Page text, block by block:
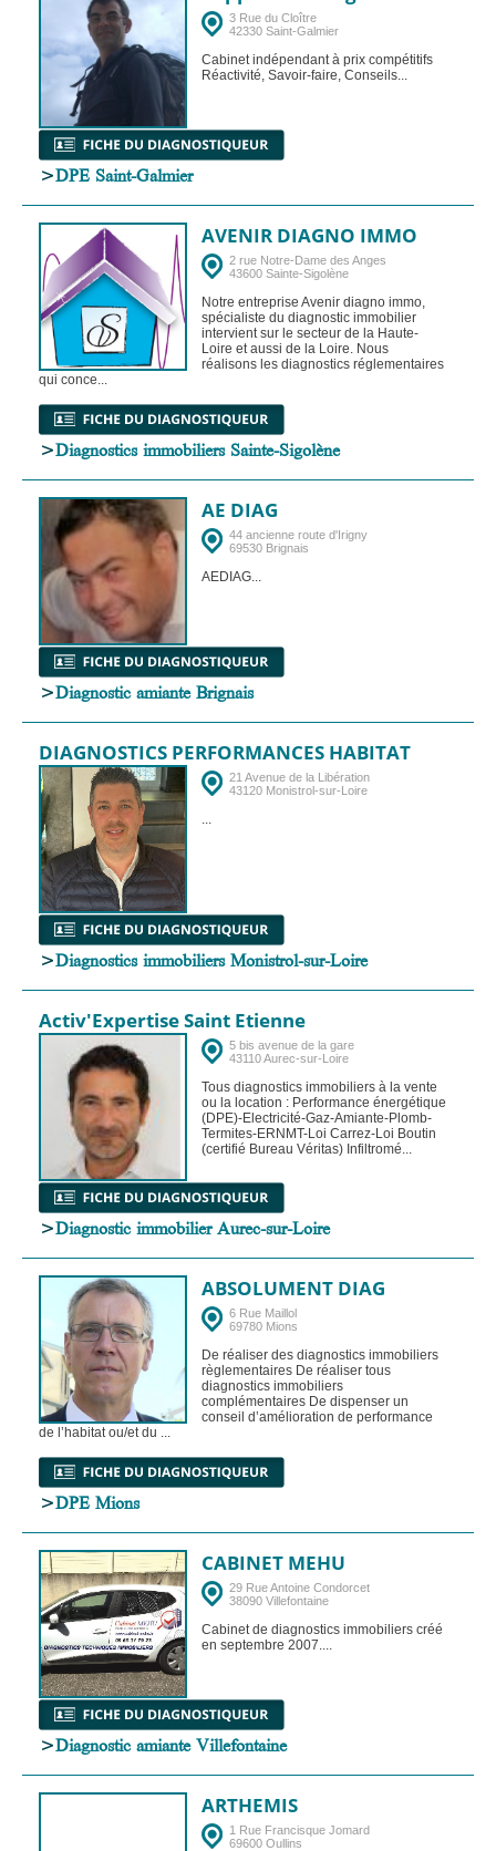
3 Rue du Cloître
42330 Saint-Galmier
Cabinet indépendant à prix compétitifs
Réactivité, Savoir-faire, Conseils...
>DPE Saint-Galmier
AVENIR DIAGNO IMMO
2 rue Notre-Dame des Anges
43600 Sainte-Sigolène
Notre entreprise Avenir diagno immo,
spécialiste du diagnostic immobilier
intervient sur le secteur de la Haute-
Loire et aussi de la Loire. Nous
réalisons les diagnostics réglementaires
qui conce...
>Diagnostics immobiliers Sainte-Sigolène
AE DIAG
44 ancienne route d'Irigny
69530 Brignais
AEDIAG...
>Diagnostic amiante Brignais
DIAGNOSTICS PERFORMANCES HABITAT
21 Avenue de la Libération
43120 Monistrol-sur-Loire
...
>Diagnostics immobiliers Monistrol-sur-Loire
Activ'Expertise Saint Etienne
5 bis avenue de la gare
43110 Aurec-sur-Loire
Tous diagnostics immobiliers à la vente
ou la location : Performance énergétique
(DPE)-Electricité-Gaz-Amiante-Plomb-
Termites-ERNMT-Loi Carrez-Loi Boutin
(certifié Bureau Véritas) Infiltromé...
>Diagnostic immobilier Aurec-sur-Loire
ABSOLUMENT DIAG
6 Rue Maillol
69780 Mions
De réaliser des diagnostics immobiliers
règlementaires De réaliser tous
diagnostics immobiliers
complémentaires De dispenser un
conseil d’amélioration de performance
de l’habitat ou/et du ...
>DPE Mions
CABINET MEHU
29 Rue Antoine Condorcet
38090 Villefontaine
Cabinet de diagnostics immobiliers créé
en septembre 2007....
>Diagnostic amiante Villefontaine
ARTHEMIS
1 Rue Francisque Jomard
69600 Oullins